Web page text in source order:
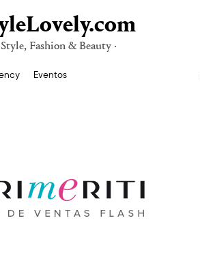
Style, Fashion & Beauty ·
Eventos